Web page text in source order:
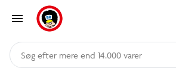
mere end 14.000 varer